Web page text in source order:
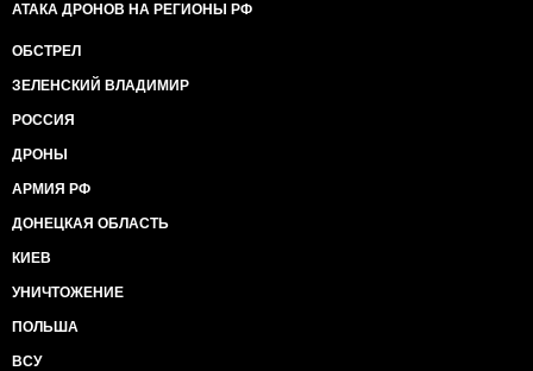
АТАКА ДРОНОВ НА РЕГИОНЫ РФ
ОБСТРЕЛ
ЗЕЛЕНСКИЙ ВЛАДИМИР
РОССИЯ
ДРОНЫ
АРМИЯ РФ
ДОНЕЦКАЯ ОБЛАСТЬ
КИЕВ
УНИЧТОЖЕНИЕ
ПОЛЬША
ВСУ